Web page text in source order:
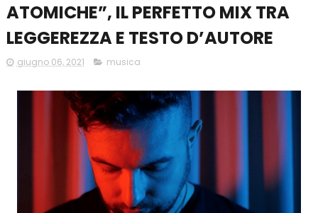
ATOMICHE”, IL PERFETTO MIX TRA
LEGGEREZZA E TESTO D’AUTORE
giugno 06, 2021 musica